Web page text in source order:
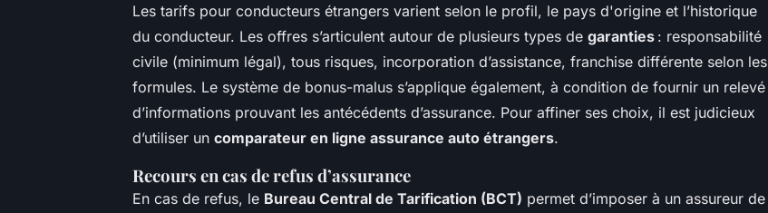
Les tarifs pour conducteurs étrangers varient selon le profil, le pays d'origine et l’historique
du conducteur. Les offres s’articulent autour de plusieurs types de garanties : responsabilité
civile (minimum légal), tous risques, incorporation d’assistance, franchise différente selon les
formules. Le système de bonus-malus s’applique également, à condition de fournir un relevé
d’informations prouvant les antécédents d’assurance. Pour affiner ses choix, il est judicieux
d’utiliser un comparateur en ligne assurance auto étrangers.
Recours en cas de refus d’assurance
En cas de refus, le Bureau Central de Tarification (BCT) permet d’imposer à un assureur de